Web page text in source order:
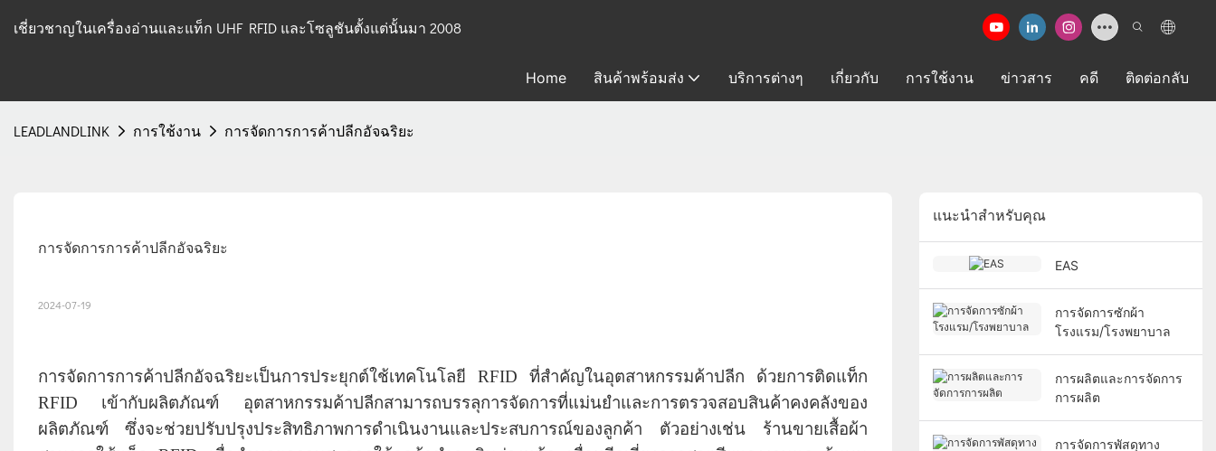
เชี่ยวชาญในเครื่องอ่านและแท็ก UHF RFID และโซลูชันตั้งแต่นั้นมา 2008
Home สินค้าพร้อมส่ง บริการต่างๆ เกี่ยวกับ การใช้งาน ข่าวสาร คดี ติดต่อกลับ
LEADLANDLINK การใช้งาน การจัดการการค้าปลีกอัจฉริยะ
การจัดการการค้าปลีกอัจฉริยะ
2024-07-19
การจัดการการค้าปลีกอัจฉริยะเป็นการประยุกต์ใช้เทคโนโลยี RFID ที่สำคัญในอุตสาหกรรมค้าปลีก ด้วยการติดแท็ก
RFID เข้ากับผลิตภัณฑ์ อุตสาหกรรมค้าปลีกสามารถบรรลุการจัดการที่แม่นยำและการตรวจสอบสินค้าคงคลังของ
ผลิตภัณฑ์ ซึ่งจะช่วยปรับปรุงประสิทธิภาพการดำเนินงานและประสบการณ์ของลูกค้า ตัวอย่างเช่น ร้านขายเสื้อผ้า
แนะนำสำหรับคุณ
EAS
การจัดการซักผ้า
โรงแรม/โรงพยาบาล
การผลิตและการจัดการ
การผลิต
การจัดการพัสดุทาง